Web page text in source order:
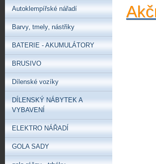
Autoklempířské nářadí
Barvy‚ tmely‚ nástřiky
BATERIE - AKUMULÁTORY
BRUSIVO
Dílenské vozíky
DÍLENSKÝ NÁBYTEK A
VYBAVENÍ
ELEKTRO NÁŘADÍ
GOLA SADY